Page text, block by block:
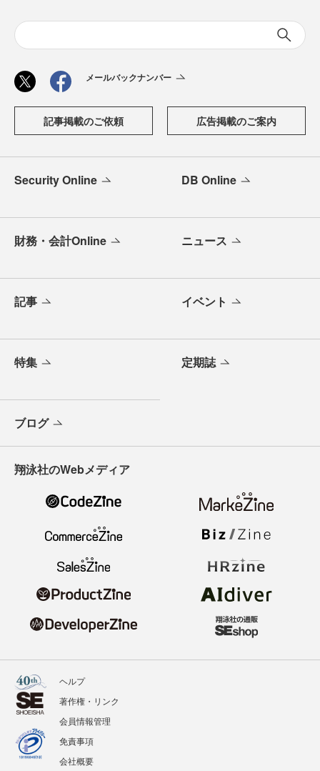
メールバックナンバー
記事掲載のご依頼 広告掲載のご案内
Security Online DB Online
財務・会計Online ニュース
記事 イベント
特集 定期誌
ブログ
翔泳社のWebメディア
ヘルプ
著作権・リンク
会員情報管理
免責事項
会社概要